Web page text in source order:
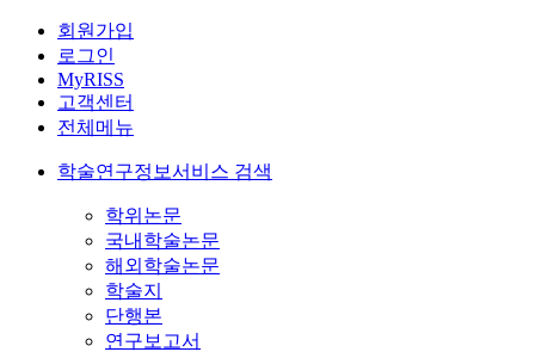
회원가입
로그인
MyRISS
고객센터
전체메뉴
학술연구정보서비스 검색
학위논문
국내학술논문
해외학술논문
학술지
단행본
연구보고서